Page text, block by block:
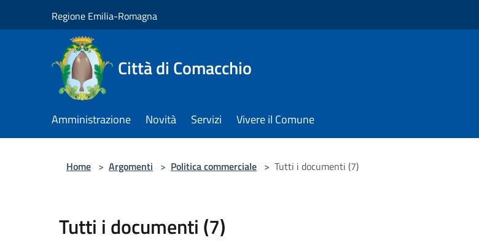
Regione Emilia-Romagna
Città di Comacchio
Amministrazione Novità Servizi Vivere il Comune
Home > Argomenti > Politica commerciale > Tutti i documenti (7)
Tutti i documenti (7)